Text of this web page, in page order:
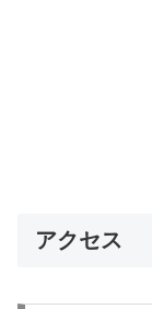
アクセス